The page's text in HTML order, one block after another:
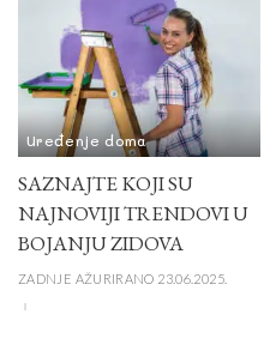
Uređenje doma
SAZNAJTE KOJI SU
NAJNOVIJI TRENDOVI U
BOJANJU ZIDOVA
ZADNJE AŽURIRANO 23.06.2025.